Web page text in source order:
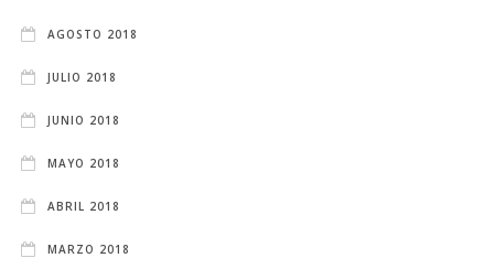
AGOSTO 2018
JULIO 2018
JUNIO 2018
MAYO 2018
ABRIL 2018
MARZO 2018